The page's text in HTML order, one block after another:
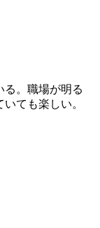
る。職場が明る
ても楽しい。